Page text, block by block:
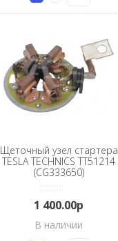
Щеточный узел стартера
TESLA TECHNICS TT51214
(CG333650)
1 400.00р
В наличии